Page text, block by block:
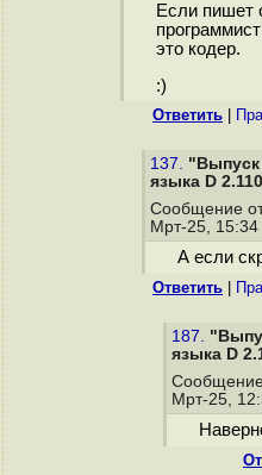
Если пишет
это кодер.
:)
Ответить
137. "Выпуск
языка D
Сообщение
Мрт-25, 15:34
А если
Ответить
187.
языка D
Мрт-25,